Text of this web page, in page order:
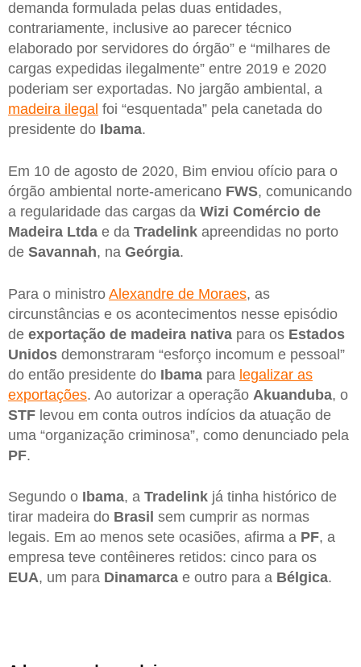
demanda formulada pelas duas entidades,
contrariamente, inclusive ao parecer técnico
elaborado por servidores do órgão” e “milhares de
cargas expedidas ilegalmente” entre 2019 e 2020
poderiam ser exportadas. No jargão ambiental, a
madeira ilegal foi “esquentada” pela canetada do
presidente do Ibama.
Em 10 de agosto de 2020, Bim enviou ofício para o
órgão ambiental norte-americano FWS, comunicando
a regularidade das cargas da Wizi Comércio de
Madeira Ltda e da Tradelink apreendidas no porto
de Savannah, na Geórgia.
Para o ministro Alexandre de Moraes, as
circunstâncias e os acontecimentos nesse episódio
de exportação de madeira nativa para os Estados
Unidos demonstraram “esforço incomum e pessoal”
do então presidente do Ibama para legalizar as
exportações. Ao autorizar a operação Akuanduba, o
STF levou em conta outros indícios da atuação de
uma “organização criminosa”, como denunciado pela
PF.
Segundo o Ibama, a Tradelink já tinha histórico de
tirar madeira do Brasil sem cumprir as normas
legais. Em ao menos sete ocasiões, afirma a PF, a
empresa teve contêineres retidos: cinco para os
EUA, um para Dinamarca e outro para a Bélgica.